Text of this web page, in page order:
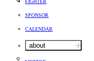
FIGHTER
SPONSOR
CALENDAR
about